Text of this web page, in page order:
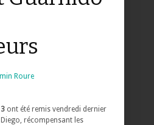
Roure
ont été remis vendredi dernier
récompensant les